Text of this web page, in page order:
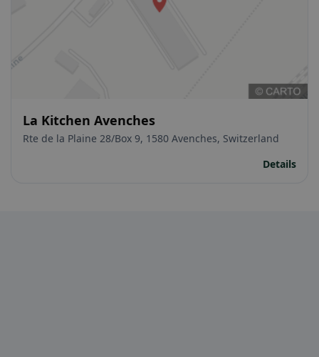
La Kitchen Avenches
Rte de la Plaine 28/Box 9, 1580 Avenches, Switzerland
Details